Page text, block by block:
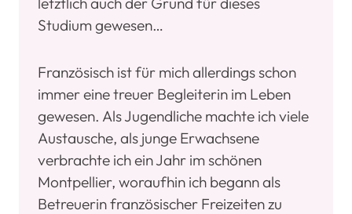
Studium gewesen…
Französisch ist für mich allerdings schon
immer eine treuer Begleiterin im Leben
gewesen. Als Jugendliche machte ich viele
Austausche, als junge Erwachsene
verbrachte ich ein Jahr im schönen
Montpellier, woraufhin ich begann als
Betreuerin französischer Freizeiten zu